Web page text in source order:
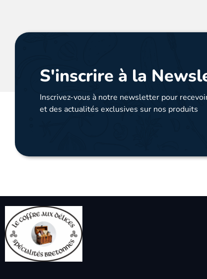
S'inscrire à la
Inscrivez-vous à notre newsletter pour
et des actualités exclusives sur nos produits